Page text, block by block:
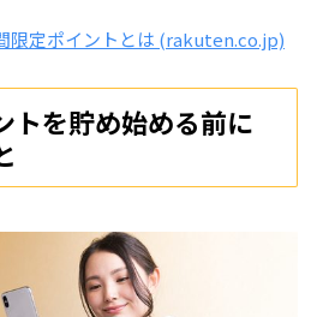
限定ポイントとは (rakuten.co.jp)
を貯め始める前に